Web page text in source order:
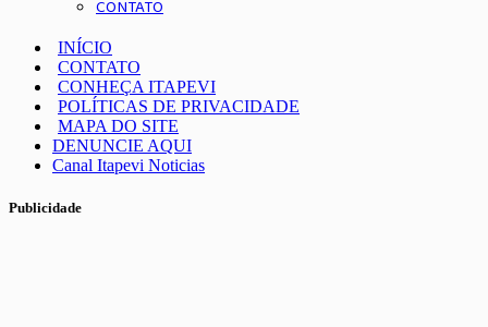
CONTATO
INÍCIO
CONTATO
CONHEÇA ITAPEVI
POLÍTICAS DE PRIVACIDADE
MAPA DO SITE
DENUNCIE AQUI
Canal Itapevi Noticias
Publicidade